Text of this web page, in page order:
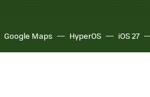
Google Maps HyperOS iOS 27